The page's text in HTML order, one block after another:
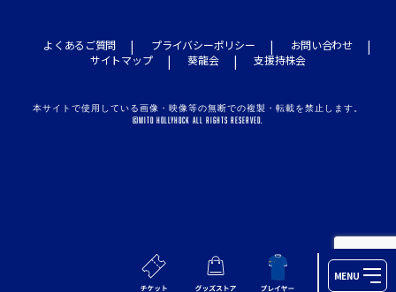
MENU
よくあるご質問 プライバシーポリシー
お問い合わせ
サイトマップ
葵龍会 支援持株会
本サイトで使用している画像・映像等の無断での複製・転載を禁止します。
©MITO HOLLYHOCK ALL RIGHTS RESERVED.